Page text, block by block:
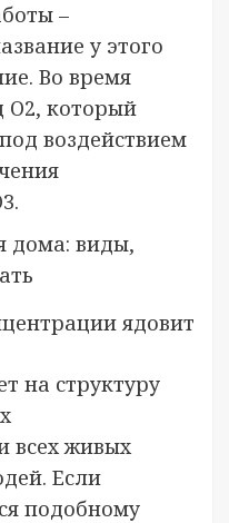
–
у этого
Во время
О2, который
воздействием
ядовит
на структуру
всех живых
Если
подобному